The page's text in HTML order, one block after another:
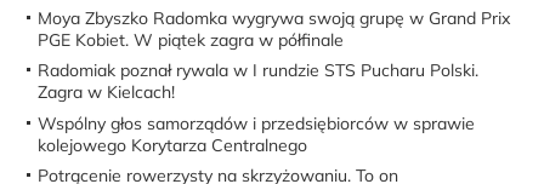
Moya Zbyszko Radomka wygrywa swoją grupę w Grand Prix
PGE Kobiet. W piątek zagra w półfinale
Radomiak poznał rywala w I rundzie STS Pucharu Polski.
Zagra w Kielcach!
Wspólny głos samorządów i przedsiębiorców w sprawie
kolejowego Korytarza Centralnego
Potrącenie rowerzysty na skrzyżowaniu. To on